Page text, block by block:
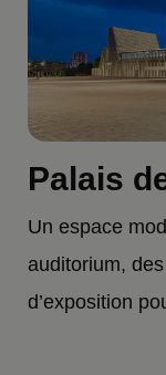
Palais
Un espace
auditorium,
d’exposition